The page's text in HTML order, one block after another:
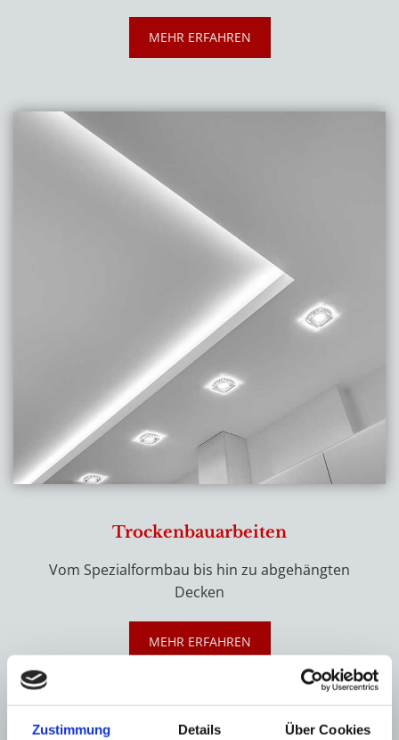
Zustimmung Details Über Cookies
MEHR ERFAHREN
Trockenbauarbeiten
Vom Spezialformbau bis hin zu abgehängten
Decken
MEHR ERFAHREN